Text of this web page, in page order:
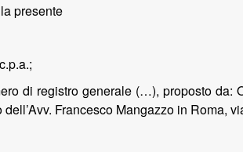
presente
di registro generale (…), proposto da:
Francesco Mangazzo in Roma,